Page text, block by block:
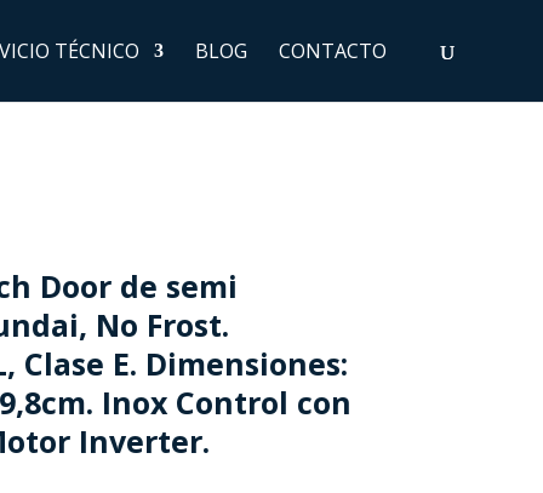
TÉCNICO BLOG CONTACTO
Door de semi
No Frost.
Clase E. Dimensiones:
Inox Control con
Inverter.